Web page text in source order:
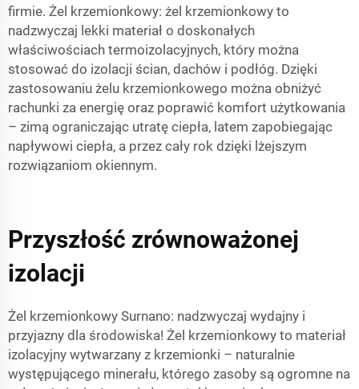
firmie. Żel krzemionkowy: żel krzemionkowy to
nadzwyczaj lekki materiał o doskonałych
właściwościach termoizolacyjnych, który można
stosować do izolacji ścian, dachów i podłóg. Dzięki
zastosowaniu żelu krzemionkowego można obniżyć
rachunki za energię oraz poprawić komfort użytkowania
– zimą ograniczając utratę ciepła, latem zapobiegając
napływowi ciepła, a przez cały rok dzięki lżejszym
rozwiązaniom okiennym.
Przyszłość zrównoważonej
izolacji
Żel krzemionkowy Surnano: nadzwyczaj wydajny i
przyjazny dla środowiska! Żel krzemionkowy to materiał
izolacyjny wytwarzany z krzemionki – naturalnie
występującego minerału, którego zasoby są ogromne na